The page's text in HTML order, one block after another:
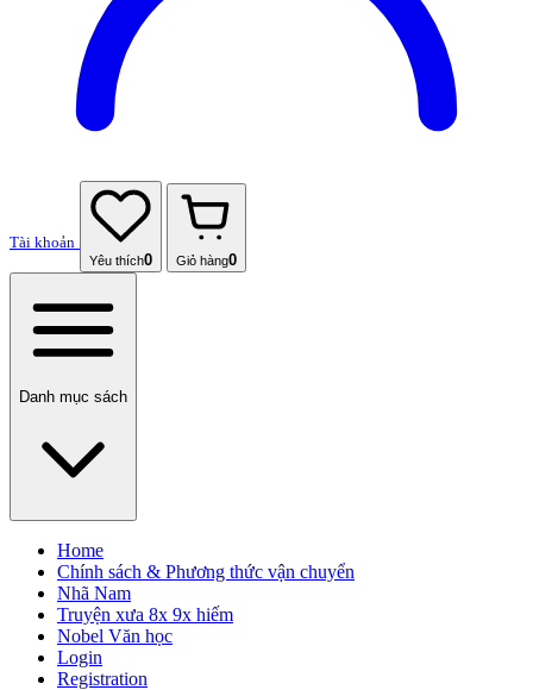
Tài khoản
Yêu thích0 Giỏ hàng0
Danh mục sách
Home
Chính sách & Phương thức vận chuyển
Nhã Nam
Truyện xưa 8x 9x hiếm
Nobel Văn học
Login
Registration